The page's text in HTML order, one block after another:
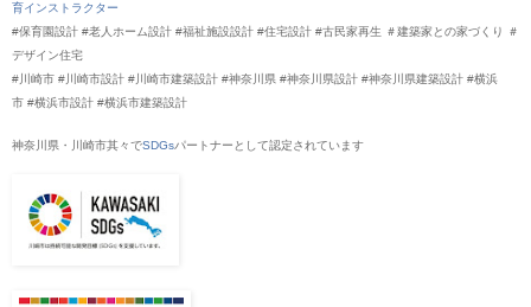
育インストラクター
#保育園設計 #老人ホーム設計 #福祉施設設計 #住宅設計 #古民家再生 ＃建築家との家づくり ＃
デザイン住宅
#川崎市 #川崎市設計 #川崎市建築設計 #神奈川県 #神奈川県設計 #神奈川県建築設計 #横浜
市 #横浜市設計 #横浜市建築設計
神奈川県・川崎市其々でSDGsパートナーとして認定されています